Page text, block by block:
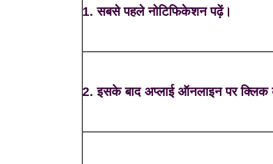
1. सबसे पहले नोटिफिकेशन पढ़ें।
2. इसके बाद अप्लाई ऑनलाइन पर